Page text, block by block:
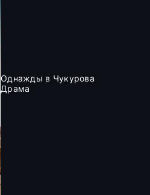
Однажды в Чукурова
Драма